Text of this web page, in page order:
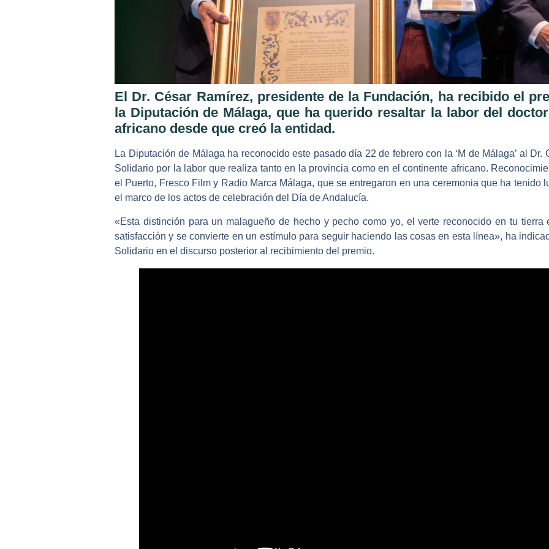
El Dr. César Ramírez, presidente de la Fundación, ha recibido el
la Diputación de Málaga, que ha querido resaltar la labor del
africano desde que creó la entidad.
La Diputación de Málaga ha reconocido este pasado día 22 de febrero con la ‘M de Málaga’ al
Solidario por la labor que realiza tanto en la provincia como en el continente africano.
el Puerto, Fresco Film y Radio Marca Málaga, que se entregaron en una ceremonia que ha tenido
el marco de los actos de celebración del Día de Andalucía.
«Esta distinción para un malagueño de hecho y pecho como yo, el verte reconocido en tu
satisfacción y se convierte en un estímulo para seguir haciendo las cosas en esta línea», ha
Solidario en el discurso posterior al recibimiento del premio.